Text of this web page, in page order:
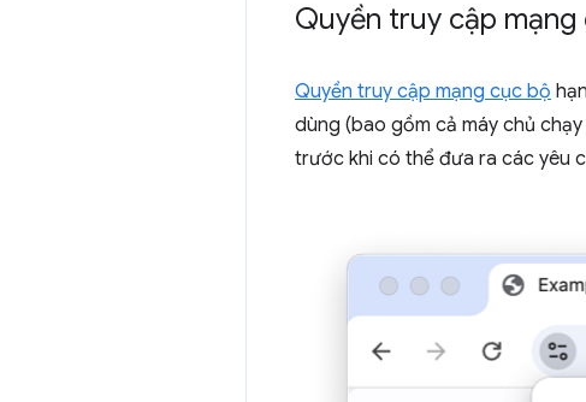
Quyền truy cập mạng
Quyền truy cập mạng cục bộ
dùng (bao gồm cả máy chủ
trước khi có thể đưa ra các yêu